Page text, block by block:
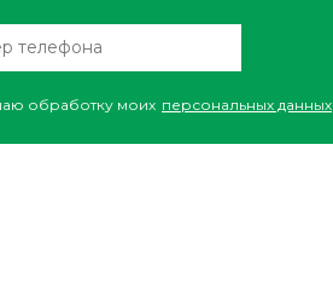
обработку моих персональных данных